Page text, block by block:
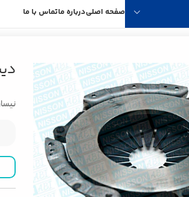
صفحه اصلیدرباره ماتماس با ما
نیسان